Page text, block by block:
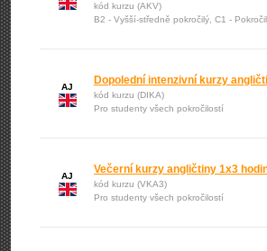
kód kurzu (AKV)
B2 - Vyšší-středně pokročilý, C1 -
AJ
Dopolední intenzivní kurzy
kód kurzu (DIKA)
Pro studenty všech pokročilostí
AJ
Večerní kurzy angličtiny 1x3
kód kurzu (VKA3)
Pro studenty všech pokročilostí